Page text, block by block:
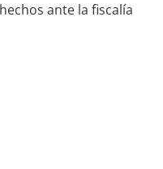
ante la fiscalía